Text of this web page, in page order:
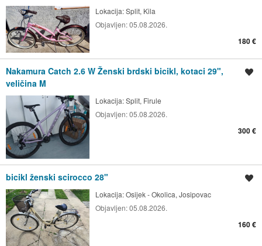
Lokacija:Split, Kila
Objavljen:05.08.2026.
180 €
Nakamura Catch 2.6 W Ženski brdski bicikl, kotaci 29",
veličina M
Lokacija:Split, Firule
Objavljen:05.08.2026.
300 €
bicikl ženski scirocco 28"
Lokacija:Osijek - Okolica, Josipovac
Objavljen:05.08.2026.
160 €